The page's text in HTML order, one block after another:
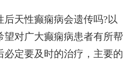
后天性癫痫病会遗传吗?以
望对广大癫痫病患者有所帮
必定要及时的治疗，主要的